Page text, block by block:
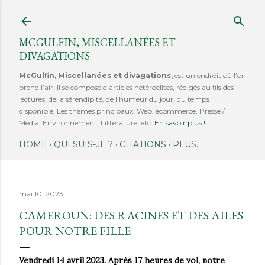
MCGULFIN, MISCELLANÉES ET
DIVAGATIONS
McGulfin, Miscellanées et divagations, est un endroit où l’on
prend l’air. Il se compose d’articles hétéroclites, rédigés au fils des
lectures, de la sérendipité, de l’humeur du jour, du temps
disponible. Les thèmes principaux: Web, ecommerce, Presse /
Média, Environnement, Littérature, etc. En savoir plus !
HOME QUI SUIS-JE ? CITATIONS PLUS…
mai 10, 2023
CAMEROUN: DES RACINES ET DES AILES
POUR NOTRE FILLE
Vendredi 14 avril 2023. Après 17 heures de vol, notre